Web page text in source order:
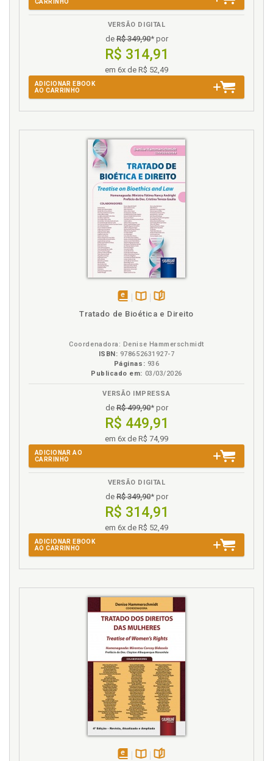
CARRINHO
VERSÃO DIGITAL
deR$ 349,90* por
R$ 314,91
em 6x de R$ 52,49
ADICIONAR EBOOK
AO CARRINHO
Tratado de Bioética e Direito
Coordenadora: Denise Hammerschmidt
ISBN: 978652631927-7
Páginas: 936
Publicado em: 03/03/2026
VERSÃO IMPRESSA
deR$ 499,90* por
R$ 449,91
em 6x de R$ 74,99
ADICIONAR AO
CARRINHO
VERSÃO DIGITAL
deR$ 349,90* por
R$ 314,91
em 6x de R$ 52,49
ADICIONAR EBOOK
AO CARRINHO